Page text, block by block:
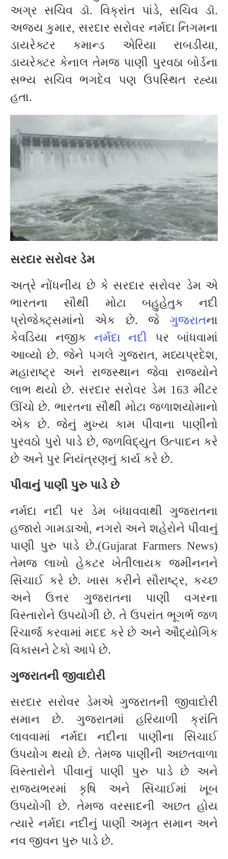
અગ્ર સચિવ ડૉ. વિક્રાંત પાંડે, સચિવ ડૉ.
અજય કુમાર, સરદાર સરોવર નર્મદા નિગમના
ડાયરેક્ટર કમાન્ડ એરિયા રાબડીયા,
ડાયરેક્ટર કેનાલ તેમજ પાણી પુરવઠા બોર્ડના
સભ્ય સચિવ ભગદેવ પણ ઉપસ્થિત રહ્યા
હતા.
સરદાર સરોવર ડેમ
અત્રે નોંધનીય છે કે સરદાર સરોવર ડેમ એ
ભારતના સૌથી મોટા બહુહેતુક નદી
પ્રોજેક્ટ્સમાંનો એક છે. જે ગુજરાતના
કેવડિયા નજીક નર્મદા નદી પર બાંધવામાં
આવ્યો છે. જેને પગલે ગુજરાત, મધ્યપ્રદેશ,
મહારાષ્ટ્ર અને રાજસ્થાન જેવા રાજ્યોને
લાભ થયો છે. સરદાર સરોવર ડેમ 163 મીટર
ઊંચો છે. ભારતના સૌથી મોટા જળાશયોમાનો
એક છે. જેનું મુખ્ય કામ પીવાના પાણીનો
પુરવઠો પુરો પાડે છે, જળવિદ્યુત ઉત્પાદન કરે
છે અને પુર નિયંત્રણનું કાર્ય કરે છે.
પીવાનું પાણી પુરુ પાડે છે
નર્મદા નદી પર ડેમ બંધાવવાથી ગુજરાતના
હજારો ગામડાઓ, નગરો અને શહેરોને પીવાનું
પાણી પુરુ પાડે છે.(Gujarat Farmers News)
તેમજ લાખો હેકટર ખેતીલાયક જમીનનને
સિંચાઈ કરે છે. ખાસ કરીને સૌરાષ્ટ્ર, કચ્છ
અને ઉત્તર ગુજરાતના પાણી વગરના
વિસ્તારોને ઉપયોગી છે. તે ઉપરાંત ભૂગર્ભ જળ
રિચાર્જ કરવામાં મદદ કરે છે અને ઔદ્યોગિક
વિકાસને ટેકો આપે છે.
ગુજરાતની જીવાદોરી
સરદાર સરોવર ડેમએ ગુજરાતની જીવાદોરી
સમાન છે. ગુજરાતમાં હરિયાળી ક્રાંતિ
લાવવામાં નર્મદા નદીના પાણીના સિંચાઈ
ઉપયોગ થયો છે. તેમજ પાણીની અછતવાળા
વિસ્તારોને પીવાનું પાણી પુરુ પાડે છે અને
રાજ્યભરમાં કૃષિ અને સિંચાઈમાં ખૂબ
ઉપયોગી છે. તેમજ વરસાદની અછત હોય
ત્યારે નર્મદા નદીનું પાણી અમૃત સમાન અને
નવ જીવન પુરુ પાડે છે.